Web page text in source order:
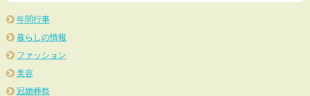
年間行事
暮らしの情報
ファッション
美容
冠婚葬祭